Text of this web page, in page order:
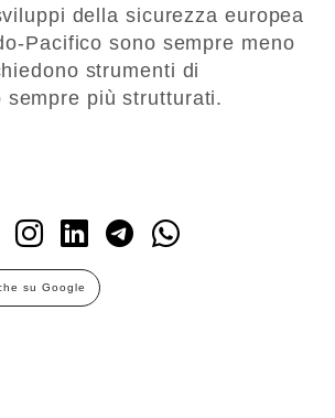
della sicurezza europea
Pacifico sono sempre meno
strumenti di
sempre più strutturati.
su Google